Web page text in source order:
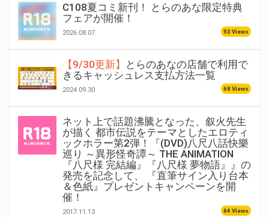
C108夏コミ新刊！ とらのあな限定特典
フェアが開催！
2026.08.07 93 Views
【9/30更新】
とらのあなの店舗で利用で
きるキャッシュレス支払方法一覧
2024.09.30 68 Views
ネット上で話題沸騰となった、叙火先生
が描く 都市伝説をテーマとしたエロティ
ックホラー第2弾！『(DVD)八尺八話快樂
巡り ～異形怪奇譚～ THE ANIMATION
『八尺様 完結編』『八尺様 夢物語』』の
発売を記念して、 『直筆サイン入り台本
＆色紙』プレゼントキャンペーンを開
催！
2017.11.13 64 Views